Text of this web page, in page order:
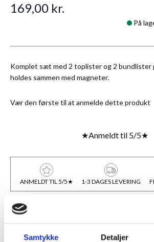
Samtykke Detaljer
Komplet sæt med 2 toplister og 2 bundlister
holdes sammen med magneter.
Vær den første til at anmelde dette produkt
169,00 kr.
På
★Anmeldt til 5/5★
ANMELDT TIL 5/5★ 1-3 DAGES LEVERING